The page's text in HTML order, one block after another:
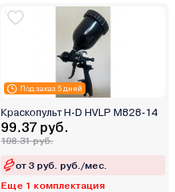
Под заказ 5 дней
Краскопульт H-D HVLP M828-14
99.37 руб.
108.31 руб.
от 3 руб. руб./мес.
Еще 1 комплектация